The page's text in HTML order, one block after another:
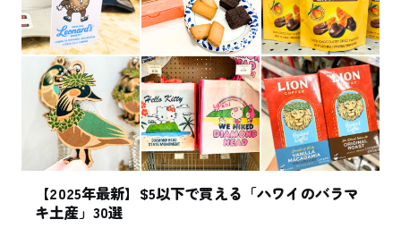
【2025年最新】$5以下で買える「ハワイのバラマ
キ土産」30選